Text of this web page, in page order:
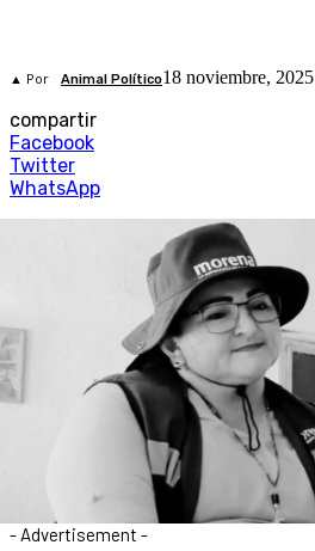
▲ Por Animal Político18 noviembre, 2025
compartir
Facebook
Twitter
WhatsApp
- Advertisement -